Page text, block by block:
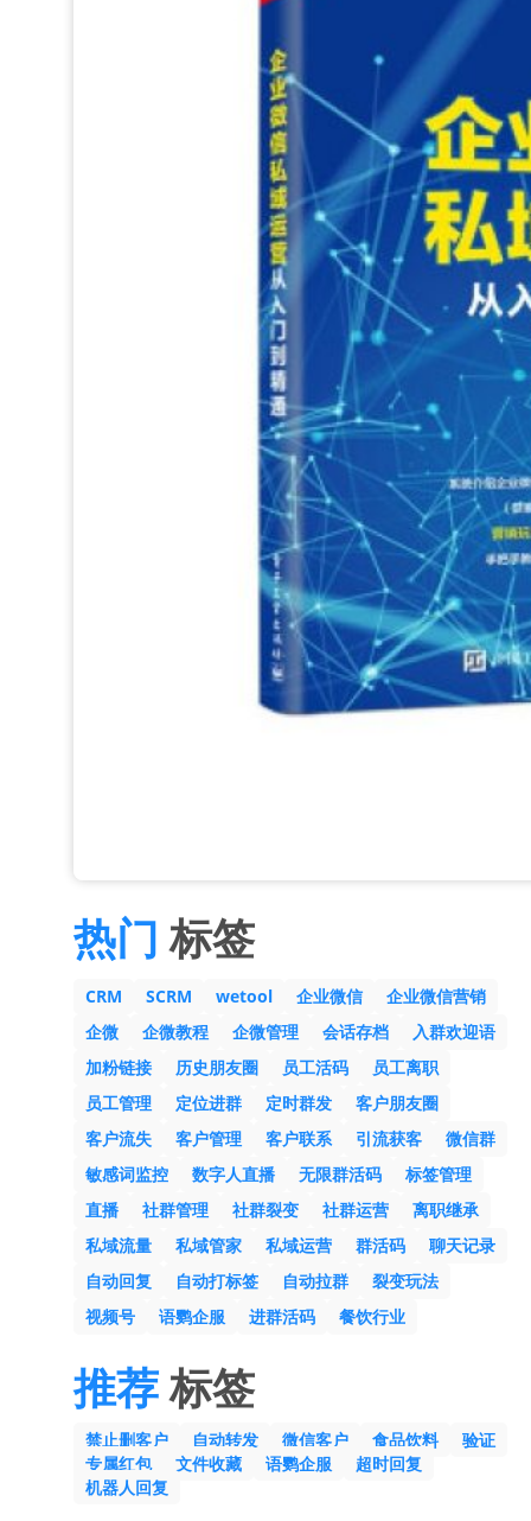
热门 标签
CRM SCRM wetool 企业微信
企业微信营销
企微
企微教程 企微管理 会话存档
入群欢迎语
加粉链接
历史朋友圈 员工活码
员工离职
员工管理
定位进群 定时群发
客户朋友圈
客户流失
客户管理 客户联系 引流获客
微信群
敏感词监控
数字人直播 无限群活码
标签管理
直播
社群管理 社群裂变 社群运营
离职继承
私域流量
私域管家 私域运营 群活码
聊天记录
自动回复
自动打标签 自动拉群
裂变玩法
视频号
语鹦企服 进群活码 餐饮行业
推荐标签
禁止删客户 自动转发 微信客户 食品饮料
验证
专属红包
文件收藏 语鹦企服
超时回复
机器人回复